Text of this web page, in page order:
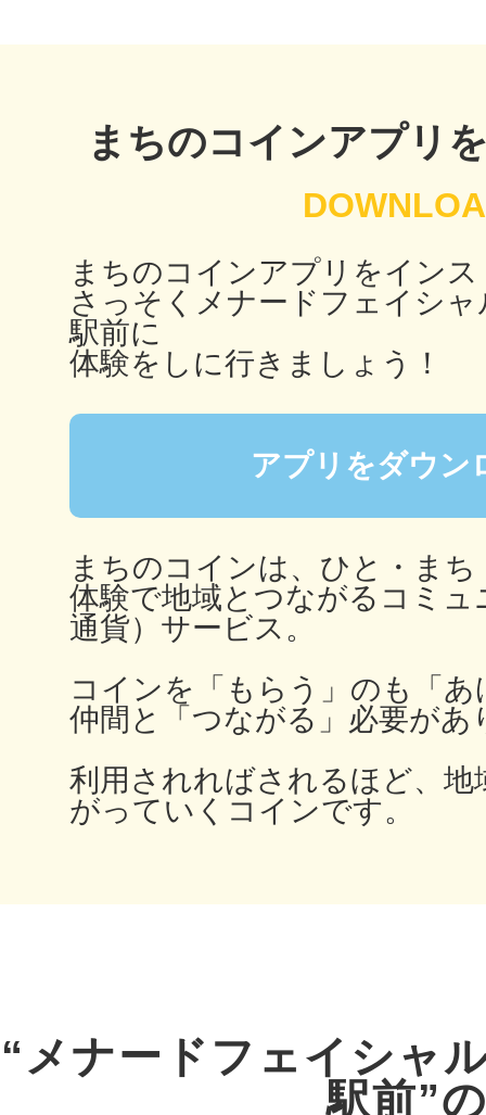
まちのコインアプリ
まちのコインアプリをイン
さっそくメナードフェイシ
駅前に
体験をしに行きましょう！
アプリをダウン
まちのコインは、ひと・ま
体験で地域とつながるコミュ
通貨）サービス。
コインを「もらう」のも「
仲間と「つながる」必要があ
利用されればされるほど、地
がっていくコインです。
“メナードフェイシャ
駅前”
シモキ
多度津
厚木
八尾
鎌倉
相模原